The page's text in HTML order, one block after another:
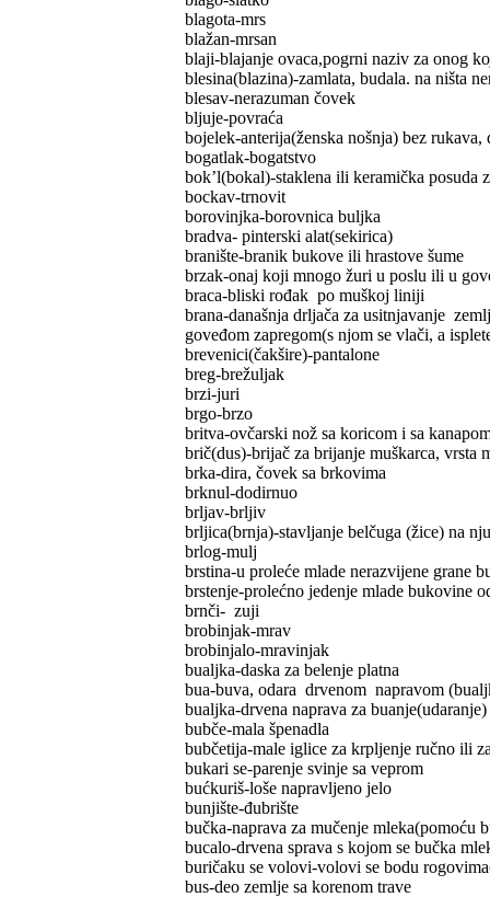
blagota-mrs
blažan-mrsan
blaji-blajanje ovaca,pogrni naziv za onog
blesina(blazina)-zamlata, budala. na ništa
blesav-nerazuman čovek
bljuje-povraća
bojelek-anterija(ženska nošnja) bez
bogatlak-bogatstvo
bok’l(bokal)-staklena ili keramička posuda
bockav-trnovit
borovinjka-borovnica buljka
bradva- pinterski alat(sekirica)
branište-branik bukove ili hrastove šume
brzak-onaj koji mnogo žuri u poslu ili u
braca-bliski rođak po muškoj liniji
brana-današnja drljača za usitnjavanje
goveđom zapregom(s njom se vlači, a
brevenici(čakšire)-pantalone
breg-brežuljak
brzi-juri
brgo-brzo
britva-ovčarski nož sa koricom i sa
brič(dus)-brijač za brijanje muškarca, vrsta
brka-dira, čovek sa brkovima
brknul-dodirnuo
brljav-brljiv
brljica(brnja)-stavljanje belčuga (žice) na
brlog-mulj
brstina-u proleće mlade nerazvijene grane
brstenje-prolećno jedenje mlade bukovine
brnči- zuji
brobinjak-mrav
brobinjalo-mravinjak
bualjka-daska za belenje platna
bua-buva, odara drvenom napravom
bualjka-drvena naprava za
bubče-mala špenadla
bubčetija-male iglice za krpljenje ručno ili
bukari se-parenje svinje sa veprom
bućkuriš-loše napravljeno jelo
bunjište-đubrište
bučka-naprava za mučenje mleka(pomoću
bucalo-drvena sprava s kojom se bučka
buričaku se volovi-volovi se bodu
bus-deo zemlje sa korenom trave